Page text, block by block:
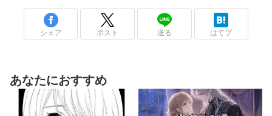
シェア ポスト 送る はてブ
あなたにおすすめ